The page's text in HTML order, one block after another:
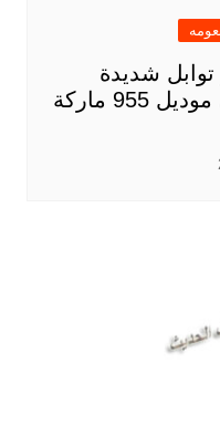
توابل شديدة
النعومة بكيس لحام ثلاثي موديل 955 ماركة